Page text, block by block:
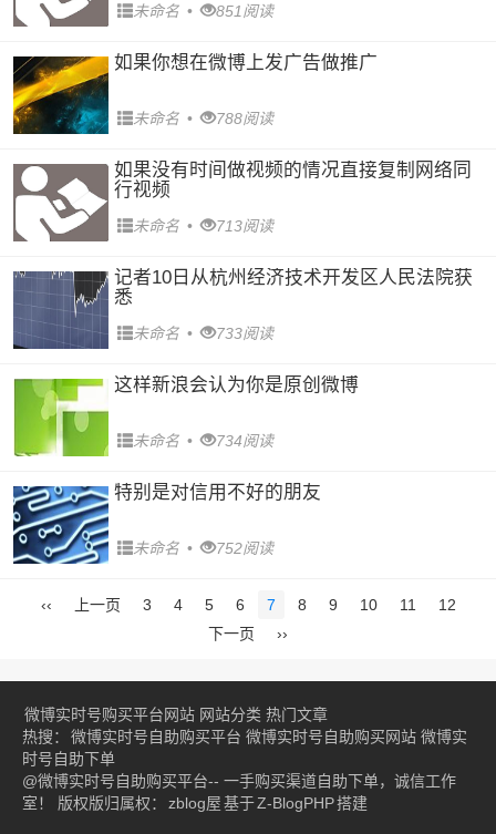
未命名 • 851阅读
如果你想在微博上发广告做推广
未命名 • 788阅读
如果没有时间做视频的情况直接复制网络同
行视频
未命名 • 713阅读
记者10日从杭州经济技术开发区人民法院获
悉
未命名 • 733阅读
这样新浪会认为你是原创微博
未命名 • 734阅读
特别是对信用不好的朋友
未命名 • 752阅读
‹‹ 上一页 3 4 5 6 7 8 9 10 11
12
下一页
››
微博实时号购买平台网站 网站分类 热门文章
热搜：
微博实时号自助购买平台 微博实时号自助购买网站 微博实
时号自助下单
@微博实时号自助购买平台-- 一手购买渠道自助下单，诚信工作
室！ 版权版归属权：
zblog屋基于Z-BlogPHP搭建